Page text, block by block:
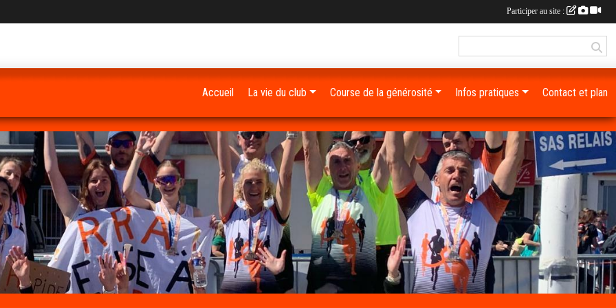
Accueil La vie du club Course de la générosité Infos pratiques Contact et plan
Participer au site :